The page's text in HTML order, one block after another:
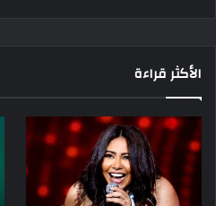
الأكثر قراءة